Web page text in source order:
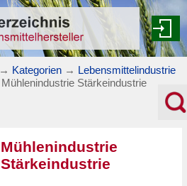
→ Kategorien → Lebensmittelindustrie
Mühlenindustrie Stärkeindustrie
Mühlenindustrie
Stärkeindustrie